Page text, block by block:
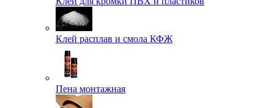
Клей расплав и смола КФЖ
Пена монтажная